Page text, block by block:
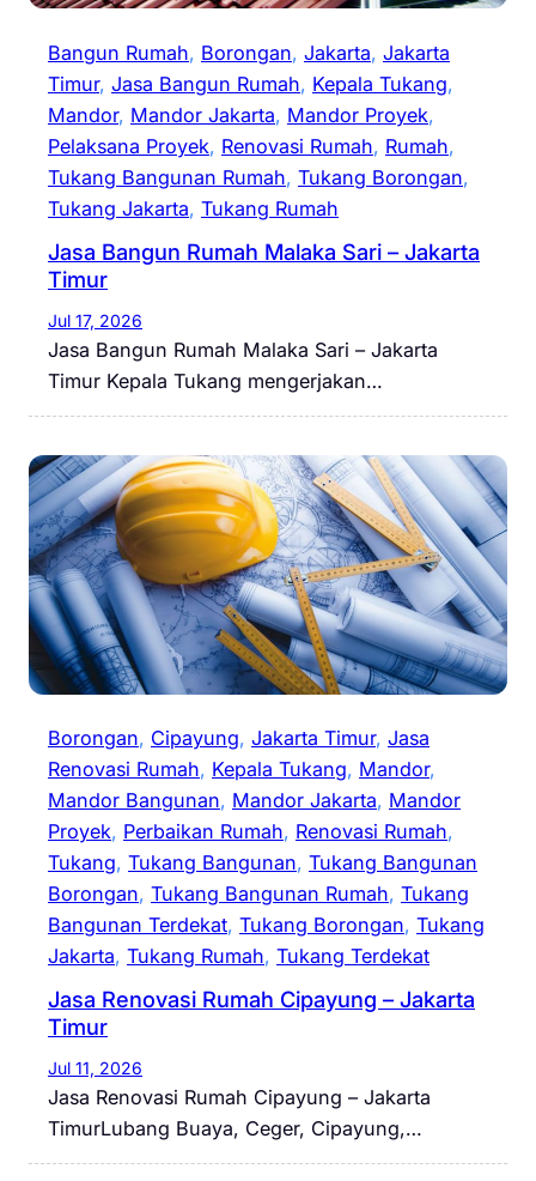
Bangun Rumah, Borongan, Jakarta, Jakarta
Timur, Jasa Bangun Rumah, Kepala Tukang
Mandor, Mandor Jakarta, Mandor Proyek
Pelaksana Proyek, Renovasi Rumah, Rumah
Tukang Bangunan Rumah, Tukang Borongan
Tukang Jakarta, Tukang Rumah
Jasa Bangun Rumah Malaka Sari – Jakarta
Timur
Jul 17, 2026
Jasa Bangun Rumah Malaka Sari – Jakarta
Timur Kepala Tukang mengerjakan…
Borongan, Cipayung, Jakarta Timur, Jasa
Renovasi Rumah, Kepala Tukang, Mandor
Mandor Bangunan, Mandor Jakarta, Mandor
Proyek, Perbaikan Rumah, Renovasi Rumah
Tukang, Tukang Bangunan, Tukang Bangunan
Borongan, Tukang Bangunan Rumah, Tukang
Bangunan Terdekat, Tukang Borongan, Tukang
Jakarta, Tukang Rumah, Tukang Terdekat
Jasa Renovasi Rumah Cipayung – Jakarta
Timur
Jul 11, 2026
Jasa Renovasi Rumah Cipayung – Jakarta
TimurLubang Buaya, Ceger, Cipayung,…